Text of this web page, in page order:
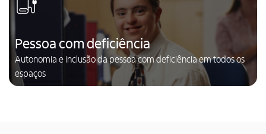
Pessoa com deficiência
Autonomia e inclusão da pessoa com deficiência em todos os
espaços